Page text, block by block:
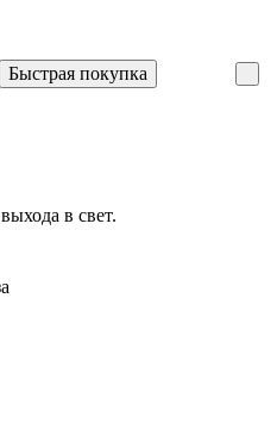
Быстрая покупка
в свет.